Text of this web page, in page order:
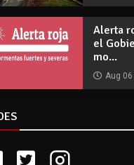
Alerta
el
mo...
Aug